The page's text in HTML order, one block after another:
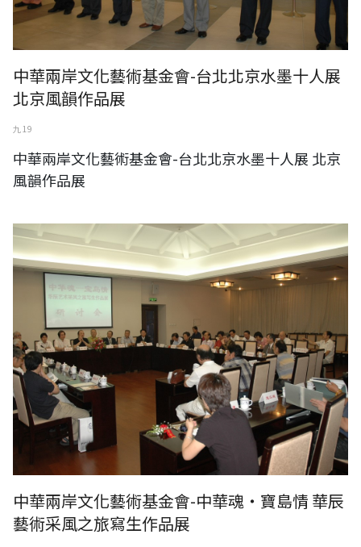
中華兩岸文化藝術基金會-台北北京水墨十人展
北京風韻作品展
九 19
中華兩岸文化藝術基金會-台北北京水墨十人展 北京
風韻作品展
中華兩岸文化藝術基金會-中華魂‧寶島情 華辰藝術采風之旅寫生作品展
中華兩岸文化藝術基金會-中華魂‧寶島情 華辰
藝術采風之旅寫生作品展